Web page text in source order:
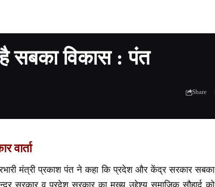
सबका विकास : पंत
Share
वार्ता
मंत्री प्रकाश पंत ने कहा कि प्रदेश और केंद्र सरकार सबका